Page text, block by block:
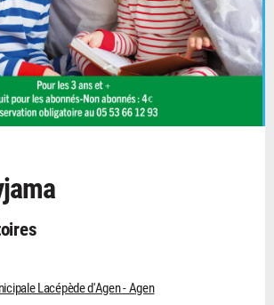
Lacépède d'Agen - Agen